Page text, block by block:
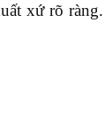
xứ rõ